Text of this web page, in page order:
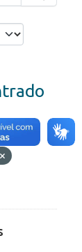
IED